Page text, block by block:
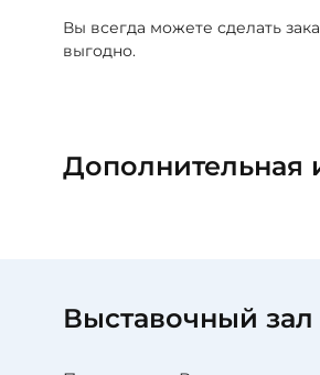
Вы всегда можете сделать
выгодно.
Дополнительная
Выставочный